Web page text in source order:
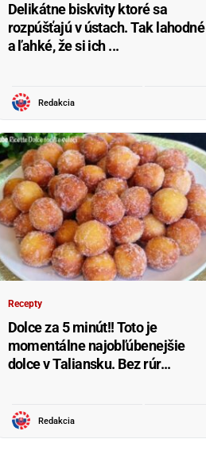
Delikátne biskvity ktoré sa
rozpúšťajú v ústach. Tak lahodné
a ľahké, že si ich ...
Redakcia
Recepty
Dolce za 5 minút!! Toto je
momentálne najobľúbenejšie
dolce v Taliansku. Bez rúr...
Redakcia